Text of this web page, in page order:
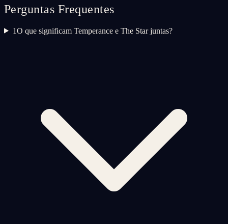
Perguntas Frequentes
1O que significam Temperance e The Star juntas?